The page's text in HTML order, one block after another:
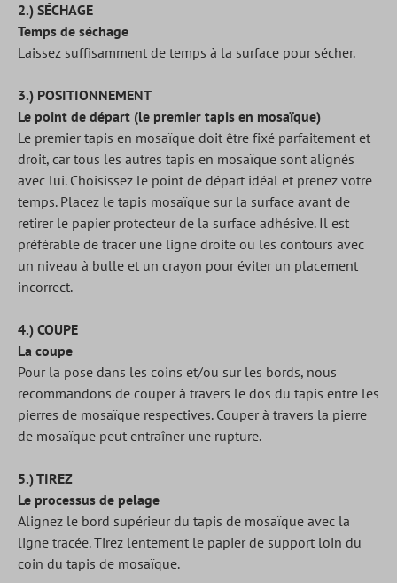
2.) SÉCHAGE
Temps de séchage
Laissez suffisamment de temps à la surface pour sécher.
3.) POSITIONNEMENT
Le point de départ (le premier tapis en mosaïque)
Le premier tapis en mosaïque doit être fixé parfaitement et
droit, car tous les autres tapis en mosaïque sont alignés
avec lui. Choisissez le point de départ idéal et prenez votre
temps. Placez le tapis mosaïque sur la surface avant de
retirer le papier protecteur de la surface adhésive. Il est
préférable de tracer une ligne droite ou les contours avec
un niveau à bulle et un crayon pour éviter un placement
incorrect.
4.) COUPE
La coupe
Pour la pose dans les coins et/ou sur les bords, nous
recommandons de couper à travers le dos du tapis entre les
pierres de mosaïque respectives. Couper à travers la pierre
de mosaïque peut entraîner une rupture.
5.) TIREZ
Le processus de pelage
Alignez le bord supérieur du tapis de mosaïque avec la
ligne tracée. Tirez lentement le papier de support loin du
coin du tapis de mosaïque.